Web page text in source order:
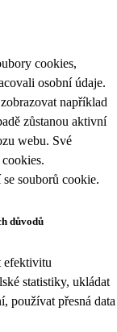
cookies,
osobní údaje.
například
zůstanou aktivní
webu. Své
.
se souborů cookie.
důvodů
efektivitu
statistiky, ukládat
používat přesná data